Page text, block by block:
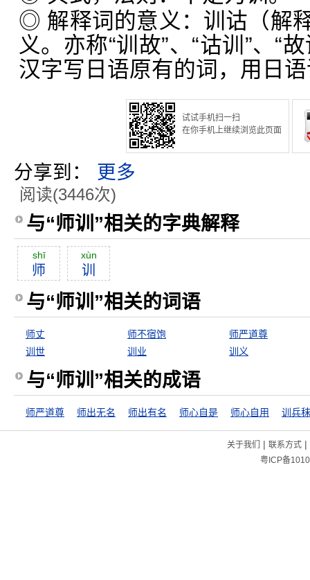
◎ 解释词的意义：训诂（解
义。亦称“训故”、“诂训”、“
汉字写日语原有的词，用日
试试手机扫一扫
在你手机上继续浏览此页面
分享到： 更多
阅读(3446次)
与“师训”相关的字典解释
shī
师
xùn
训
与“师训”相关的词语
师丈 师不宿饱
师严道尊
训世
训业 训义
与“师训”相关的成语
师严道尊 师出无名 师出有名 师心自是 师心自用 训兵
关于我们 | 联系方式|
粤ICP备